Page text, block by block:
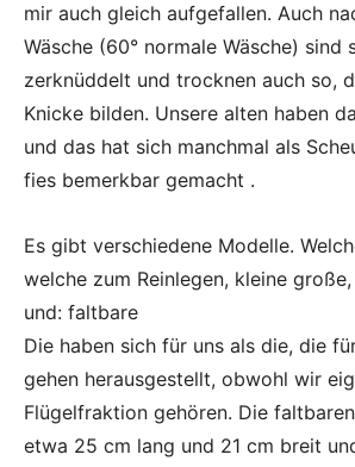
mir auch gleich aufgefallen. Auch
Wäsche (60° normale Wäsche) sind
zerknüddelt und trocknen auch so,
Knicke bilden. Unsere alten haben
und das hat sich manchmal als
fies bemerkbar gemacht .
Es gibt verschiedene Modelle.
welche zum Reinlegen, kleine
und: faltbare
Die haben sich für uns als die, die
gehen herausgestellt, obwohl wir
Flügelfraktion gehören. Die
etwa 25 cm lang und 21 cm breit